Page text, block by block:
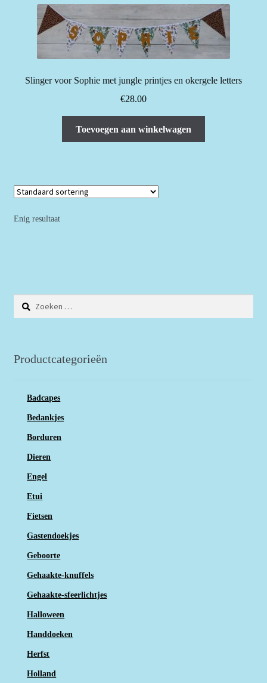
Slinger voor Sophie met jungle printjes en okergele letters
€28.00
Toevoegen aan winkelwagen
Enig resultaat
Zoeken
naar:
Productcategorieën
Badcapes
Bedankjes
Borduren
Dieren
Engel
Etui
Fietsen
Gastendoekjes
Geboorte
Gehaakte-knuffels
Gehaakte-sfeerlichtjes
Halloween
Handdoeken
Herfst
Holland